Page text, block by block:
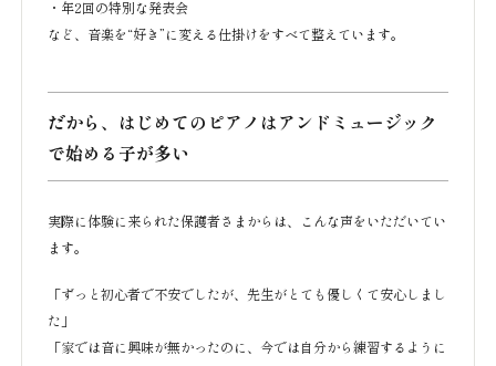
・年2回の特別な発表会
など、音楽を“好き”に変える仕掛けをすべて整えています。
だから、はじめてのピアノはアンドミュージック
で始める子が多い
実際に体験に来られた保護者さまからは、こんな声をいただいてい
ます。
「ずっと初心者で不安でしたが、先生がとても優しくて安心しまし
た」
「家では音に興味が無かったのに、今では自分から練習するように